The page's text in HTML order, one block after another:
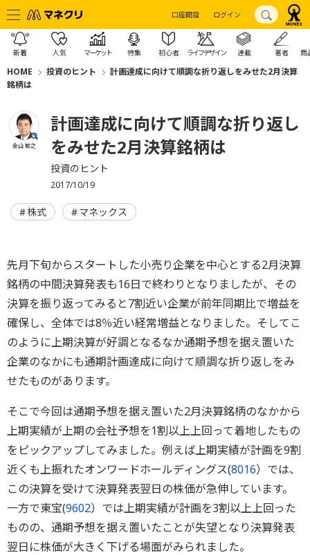
口座開設 ログイン
新着 人気 マーケット 特集 初心者 ライフデザイン 連載 著者 商
HOME 投資のヒント
計画達成に向けて順調な折り返しをみせた2月決算
銘柄は
金山 敏之
計画達成に向けて順調な折り返し
をみせた2月決算銘柄は
投資のヒント
2017/10/19
株式 マネックス
先月下旬からスタートした小売り企業を中心とする2月決算
銘柄の中間決算発表も16日で終わりとなりましたが、その
決算を振り返ってみると7割近い企業が前年同期比で増益を
確保し、全体では8％近い経常増益となりました。そしてこ
のように上期決算が好調となるなか通期予想を据え置いた
企業のなかにも通期計画達成に向けて順調な折り返しをみ
せたものがあります。
そこで今回は通期予想を据え置いた2月決算銘柄のなかから
上期実績が上期の会社予想を1割以上上回って着地したもの
をピックアップしてみました。例えば上期実績が計画を9割
近くも上振れたオンワードホールディングス(8016）では、
この決算を受けて決算発表翌日の株価が急伸しています。
一方で東宝(9602）では上期実績が計画を3割以上上回った
ものの、通期予想を据え置いたことが失望となり決算発表
翌日に株価が大きく下げる場面がみられました。